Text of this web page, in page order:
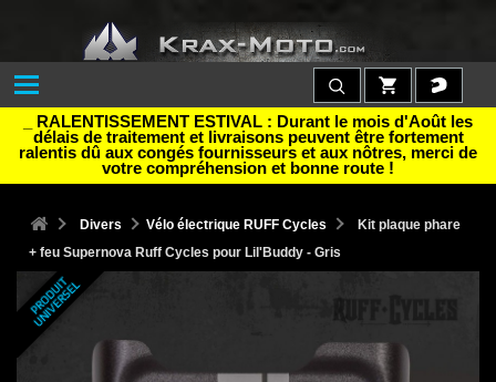
_ RALENTISSEMENT ESTIVAL : Durant le mois d'Août les
délais de traitement et livraisons peuvent être fortement
ralentis dû aux congés fournisseurs et aux nôtres, merci de
votre compréhension et bonne route !
Divers Vélo électrique RUFF Cycles
Kit plaque phare
+ feu Supernova Ruff Cycles pour Lil'Buddy - Gris
P
R
O
D
U
I
T
U
N
I
V
E
R
S
E
L